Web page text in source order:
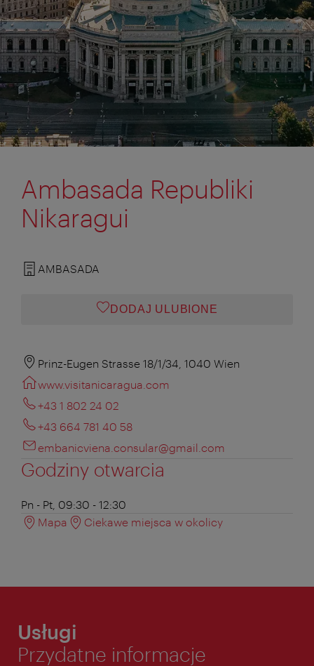
Ambasada Republiki
Nikaragui
AMBASADA
DODAJ ULUBIONE
Prinz-Eugen Strasse 18/1/34, 1040 Wien
www.visitanicaragua.com
+43 1 802 24 02
+43 664 781 40 58
embanicviena.consular@gmail.com
Godziny otwarcia
Pn - Pt, 09:30 - 12:30
Mapa
Ciekawe miejsca w okolicy
Usługi
Przydatne informacje